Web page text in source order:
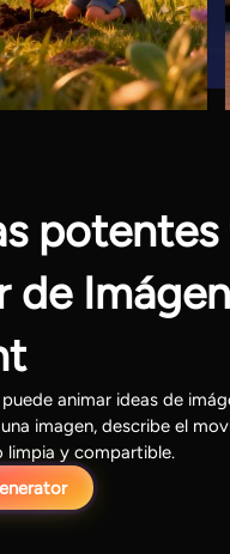
de
animar ideas de
imagen, describe el
limpia y compartible.